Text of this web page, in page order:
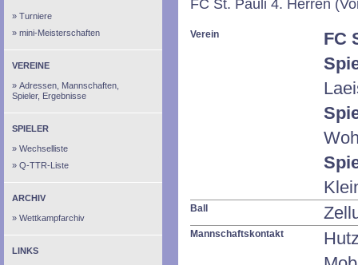
Turniere
mini-Meisterschaften
VEREINE
Adressen, Mannschaften,
Spieler, Ergebnisse
SPIELER
Wechselliste
Q-TTR-Liste
ARCHIV
Wettkampfarchiv
LINKS
FC St. Pauli 4. Herren
Verein
FC
Ball
Mannschaftskontakt